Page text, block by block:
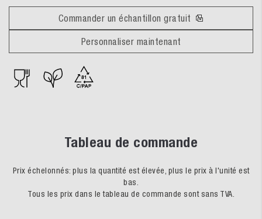
Commander un échantillon gratuit
Personnaliser maintenant
Tableau de commande
Prix échelonnés: plus la quantité est élevée, plus le prix à l'unité est
bas.
Tous les prix dans le tableau de commande sont sans TVA.